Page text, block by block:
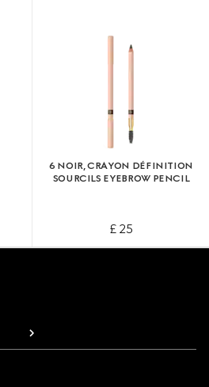
6 NOIR, CRAYON DÉFINITION
SOURCILS EYEBROW PENCIL
£ 25